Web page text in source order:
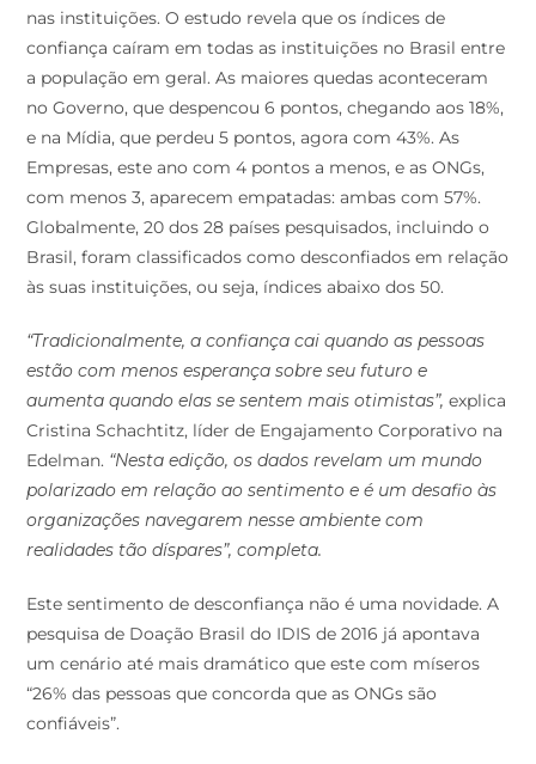
nas instituições. O estudo revela que os índices de
confiança caíram em todas as instituições no Brasil entre
a população em geral. As maiores quedas aconteceram
no Governo, que despencou 6 pontos, chegando aos 18%,
e na Mídia, que perdeu 5 pontos, agora com 43%. As
Empresas, este ano com 4 pontos a menos, e as ONGs,
com menos 3, aparecem empatadas: ambas com 57%.
Globalmente, 20 dos 28 países pesquisados, incluindo o
Brasil, foram classificados como desconfiados em relação
às suas instituições, ou seja, índices abaixo dos 50.
“Tradicionalmente, a confiança cai quando as pessoas
estão com menos esperança sobre seu futuro e
aumenta quando elas se sentem mais otimistas”,explica
Cristina Schachtitz, líder de Engajamento Corporativo na
Edelman. “Nesta edição, os dados revelam um mundo
polarizado em relação ao sentimento e é um desafio às
organizações navegarem nesse ambiente com
realidades tão díspares”, completa.
Este sentimento de desconfiança não é uma novidade. A
pesquisa de Doação Brasil do IDIS de 2016 já apontava
um cenário até mais dramático que este com míseros
“26% das pessoas que concorda que as ONGs são
confiáveis”.